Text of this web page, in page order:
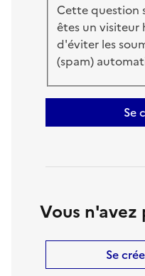
Cette question
êtes un visiteur
d'éviter les
(spam)
Se
Vous n'avez
Se